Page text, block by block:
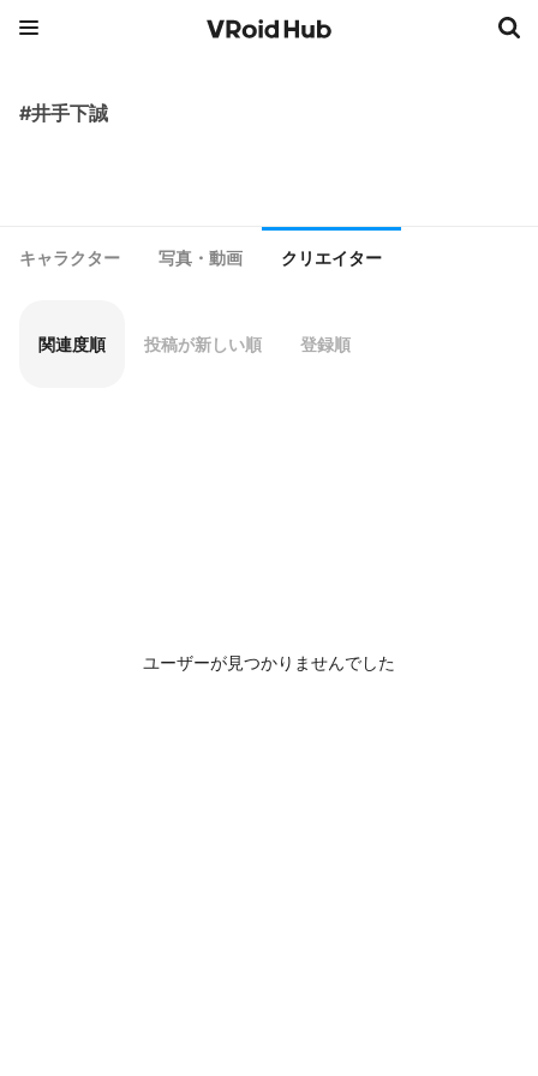
#井手下誠
キャラクター 写真・動画 クリエイター
関連度順 投稿が新しい順 登録順
ユーザーが見つかりませんでした